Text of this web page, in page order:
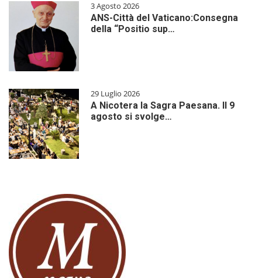
3 Agosto 2026
ANS-Città del Vaticano:Consegna
della “Positio sup…
29 Luglio 2026
A Nicotera la Sagra Paesana. Il 9
agosto si svolge…